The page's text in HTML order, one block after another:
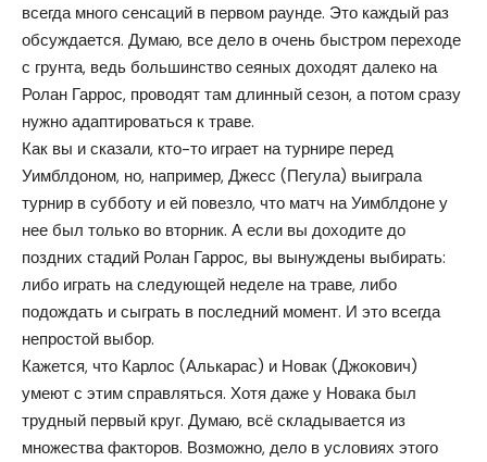
всегда много сенсаций в первом раунде. Это каждый раз
обсуждается. Думаю, все дело в очень быстром переходе
с грунта, ведь большинство сеяных доходят далеко на
Ролан Гаррос, проводят там длинный сезон, а потом сразу
нужно адаптироваться к траве.
Как вы и сказали, кто-то играет на турнире перед
Уимблдоном, но, например, Джесс (Пегула) выиграла
турнир в субботу и ей повезло, что матч на Уимблдоне у
нее был только во вторник. А если вы доходите до
поздних стадий Ролан Гаррос, вы вынуждены выбирать:
либо играть на следующей неделе на траве, либо
подождать и сыграть в последний момент. И это всегда
непростой выбор.
Кажется, что Карлос (Алькарас) и Новак (Джокович)
умеют с этим справляться. Хотя даже у Новака был
трудный первый круг. Думаю, всё складывается из
множества факторов. Возможно, дело в условиях этого